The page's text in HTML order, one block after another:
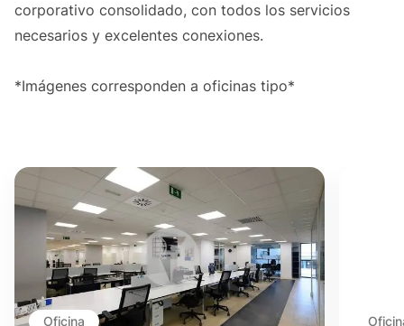
corporativo consolidado, con todos los servicios
necesarios y excelentes conexiones.
*Imágenes corresponden a oficinas tipo*
Oficina